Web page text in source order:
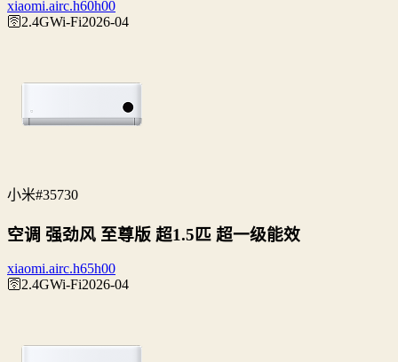
xiaomi.airc.h60h00
🛜2.4GWi‑Fi2026-04
小米#35730
空调 强劲风 至尊版 超1.5匹 超一级能效
xiaomi.airc.h65h00
🛜2.4GWi‑Fi2026-04